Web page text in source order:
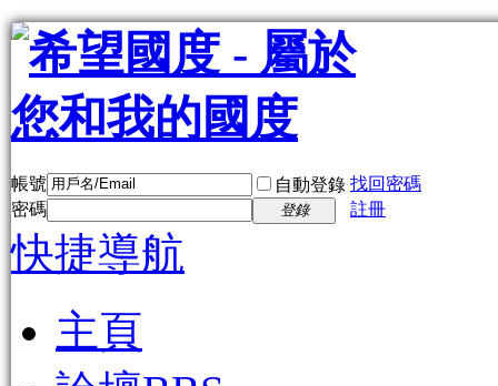
帳號 自動登錄 找回密碼
密碼
登錄 註冊
快捷導航
主頁